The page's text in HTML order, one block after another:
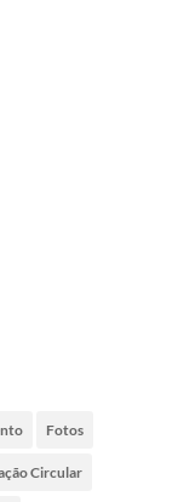
Fotos
Circular